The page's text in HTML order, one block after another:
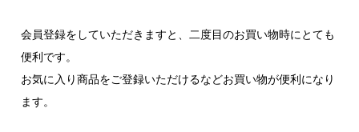
会員登録をしていただきますと、二度目のお買い物時にとても
便利です。
お気に入り商品をご登録いただけるなどお買い物が便利になり
ます。